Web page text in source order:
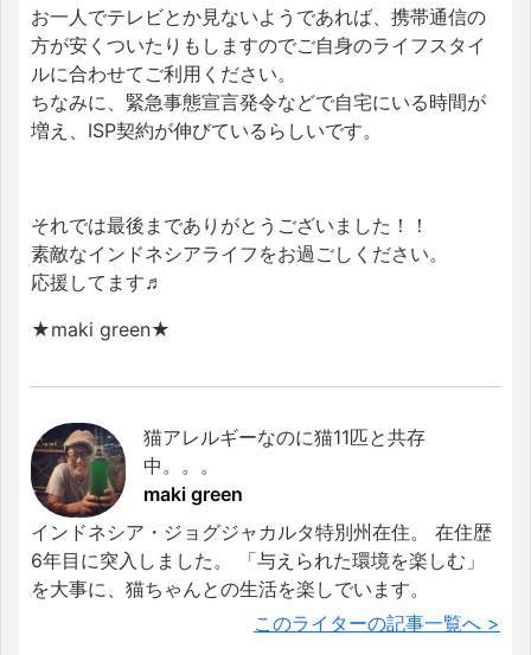
お一人でテレビとか見ないようであれば、携帯通信の
方が安くついたりもしますのでご自身のライフスタイ
ルに合わせてご利用ください。
ちなみに、緊急事態宣言発令などで自宅にいる時間が
増え、ISP契約が伸びているらしいです。
それでは最後までありがとうございました！！
素敵なインドネシアライフをお過ごしください。
応援してます♬
★maki green★
猫アレルギーなのに猫11匹と共存
中。。。
maki green
インドネシア・ジョグジャカルタ特別州在住。 在住歴
6年目に突入しました。 「与えられた環境を楽しむ」
を大事に、猫ちゃんとの生活を楽しでいます。
このライターの記事一覧へ >